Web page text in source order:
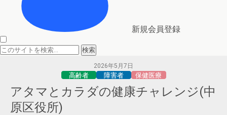
新規会員登録
2026年5月7日
高齢者 障害者 保健医療
アタマとカラダの健康チャレンジ(中
原区役所)